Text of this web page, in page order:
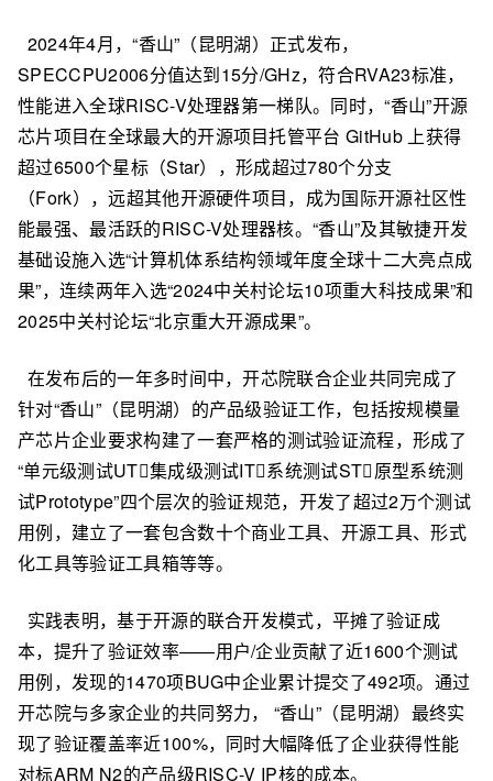
2024年4月，“香山”（昆明湖）正式发布，
SPECCPU2006分值达到15分/GHz，符合RVA23标准，
性能进入全球RISC-V处理器第一梯队。同时，“香山”开源
芯片项目在全球最大的开源项目托管平台 GitHub 上获得
超过6500个星标（Star），形成超过780个分支
（Fork），远超其他开源硬件项目，成为国际开源社区性
能最强、最活跃的RISC-V处理器核。“香山”及其敏捷开发
基础设施入选“计算机体系结构领域年度全球十二大亮点成
果”，连续两年入选“2024中关村论坛10项重大科技成果”和
2025中关村论坛“北京重大开源成果”。
在发布后的一年多时间中，开芯院联合企业共同完成了
针对“香山”（昆明湖）的产品级验证工作，包括按规模量
产芯片企业要求构建了一套严格的测试验证流程，形成了
“单元级测试UT集成级测试IT系统测试ST原型系统测
试Prototype”四个层次的验证规范，开发了超过2万个测试
用例，建立了一套包含数十个商业工具、开源工具、形式
化工具等验证工具箱等等。
实践表明，基于开源的联合开发模式，平摊了验证成
本，提升了验证效率——用户/企业贡献了近1600个测试
用例，发现的1470项BUG中企业累计提交了492项。通过
开芯院与多家企业的共同努力， “香山”（昆明湖）最终实
现了验证覆盖率近100%，同时大幅降低了企业获得性能
对标ARM N2的产品级RISC-V IP核的成本。